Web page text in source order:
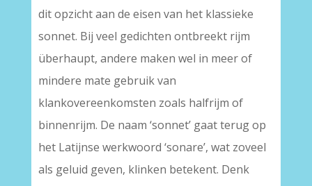
dit opzicht aan de eisen van het klassieke
sonnet. Bij veel gedichten ontbreekt rijm
überhaupt, andere maken wel in meer of
mindere mate gebruik van
klankovereenkomsten zoals halfrijm of
binnenrijm. De naam ‘sonnet’ gaat terug op
het Latijnse werkwoord ‘sonare’, wat zoveel
als geluid geven, klinken betekent. Denk